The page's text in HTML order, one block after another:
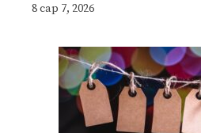
8 сар 7, 2026